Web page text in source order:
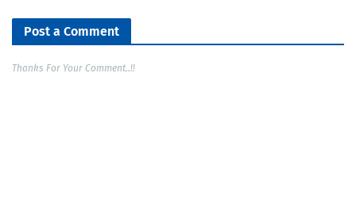
Post a Comment
Thanks For Your Comment..!!